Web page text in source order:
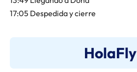
17:05 Despedida y cierre
HolaFly